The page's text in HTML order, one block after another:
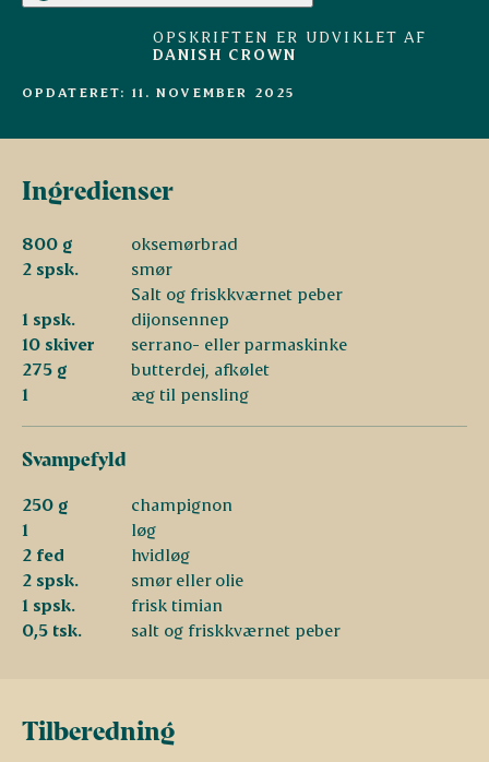
OPSKRIFTEN ER UDVIKLET AF
DANISH CROWN
OPDATERET: 11. NOVEMBER 2025
Ingredienser
800 g
oksemørbrad
2 spsk.
smør
Salt og friskkværnet peber
1 spsk.
dijonsennep
10 skiver
serrano- eller parmaskinke
275 g
butterdej, afkølet
1
æg til pensling
Svampefyld
250 g
champignon
1
løg
2 fed
hvidløg
2 spsk.
smør eller olie
1 spsk.
frisk timian
0,5 tsk.
salt og friskkværnet peber
Tilberedning